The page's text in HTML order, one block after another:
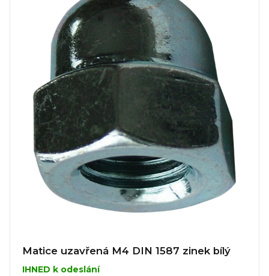
Matice uzavřená M4 DIN 1587 zinek bílý
IHNED k odeslání